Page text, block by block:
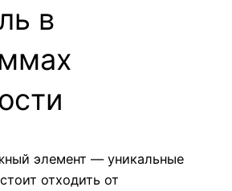
в
элемент — уникальные
отходить от